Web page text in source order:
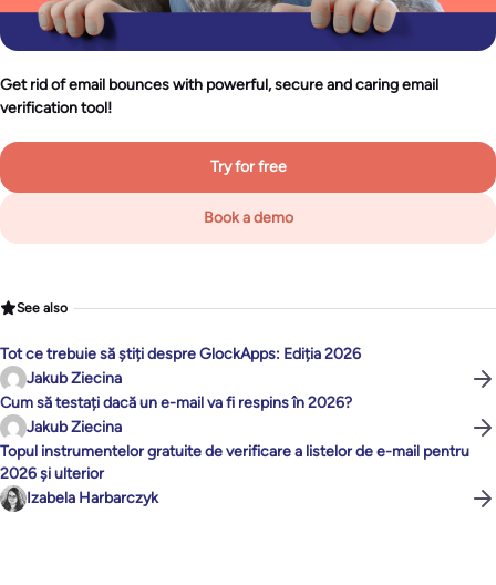
Get rid of email bounces with powerful, secure and caring email
verification tool!
Try for free
Book a demo
See also
Tot ce trebuie să știți despre GlockApps: Ediția 2026
Jakub Ziecina
Cum să testați dacă un e-mail va fi respins în 2026?
Jakub Ziecina
Topul instrumentelor gratuite de verificare a listelor de e-mail pentru
2026 și ulterior
Izabela Harbarczyk